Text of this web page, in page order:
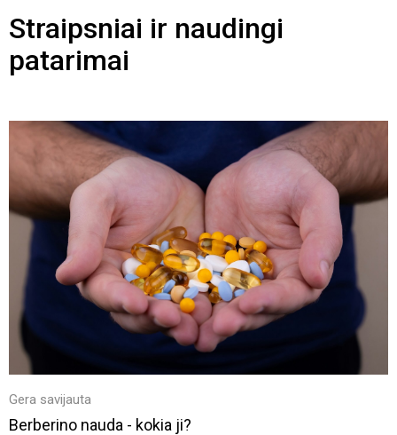
Straipsniai ir naudingi
patarimai
Gera savijauta
Berberino nauda - kokia ji?